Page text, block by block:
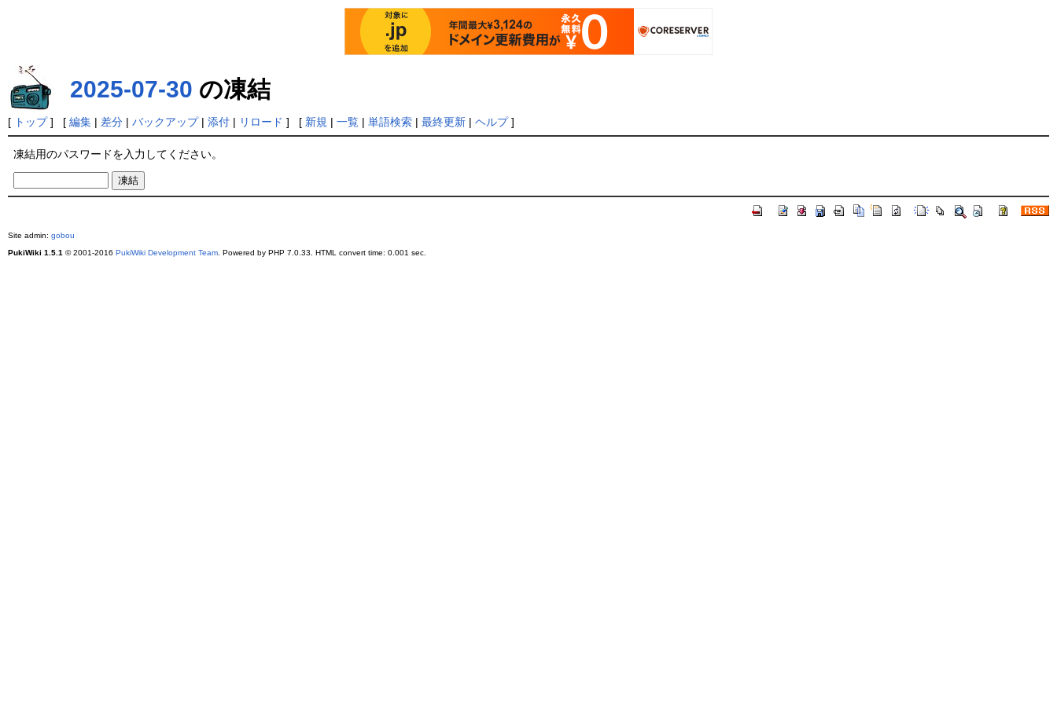
2025-07-30 の凍結
[ トップ] [ 編集 | 差分 | バックアップ| 添付 | リロード ] [ 新規 | 一覧 | 単語検索 | 最終更新 | ヘルプ]
凍結用のパスワードを入力してください。
Site admin: gobou
PukiWiki 1.5.1 © 2001-2016 PukiWiki Development Team . Powered by PHP 7.0.33. HTML convert time: 0.001 sec.